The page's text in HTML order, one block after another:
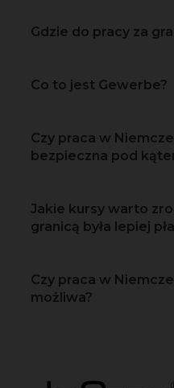
Gdzie do pracy za
Co to jest Gewerbe?
Czy praca w
bezpieczna pod
Jakie kursy warto
granicą była lepiej
Czy praca w
możliwa?